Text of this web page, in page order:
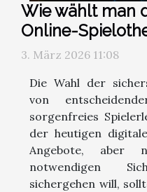
Wie wählt man
Online-
3. März 2026 11:08
Die Wahl der
von
sorgenfreies
der heutigen
Angebote, aber
notwendigen
sichergehen will,